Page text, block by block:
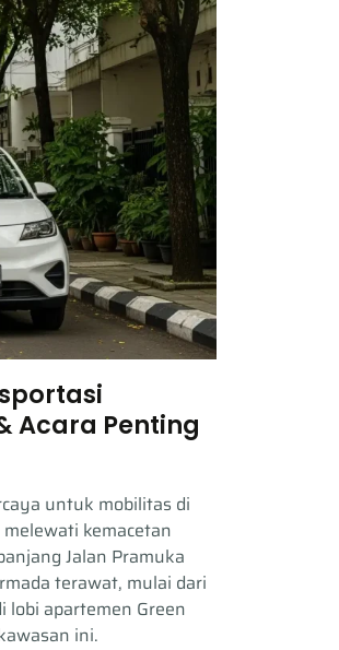
Acara Penting
untuk mobilitas di
kemacetan
Jalan Pramuka
terawat, mulai dari
lobi apartemen Green
ini.